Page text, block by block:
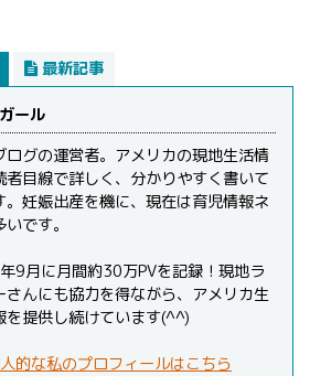
最新記事
ール
ログの運営者。アメリカの現地生活情
者目線で詳しく、分かりやすく書いて
。妊娠出産を機に、現在は育児情報ネ
です。
9月に月間約30万PVを記録！現地ラ
さんにも協力を得ながら、アメリカ生
を提供し続けています(^^)
的な私のプロフィールはこちら